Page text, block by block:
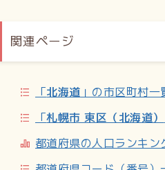
関連ページ
「北海道 」の市区町村一
「札幌市 東区（北海道）
都道府県の人口ランキン